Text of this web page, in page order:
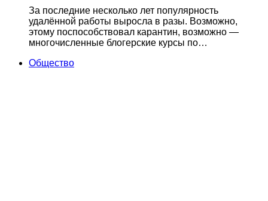
За последние несколько лет популярность
удалённой работы выросла в разы. Возможно,
этому поспособствовал карантин, возможно —
многочисленные блогерские курсы по…
Общество